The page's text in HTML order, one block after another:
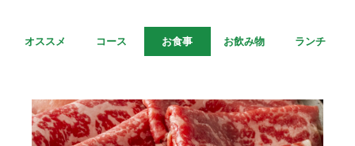
オススメ コース お食事 お飲み物 ランチ